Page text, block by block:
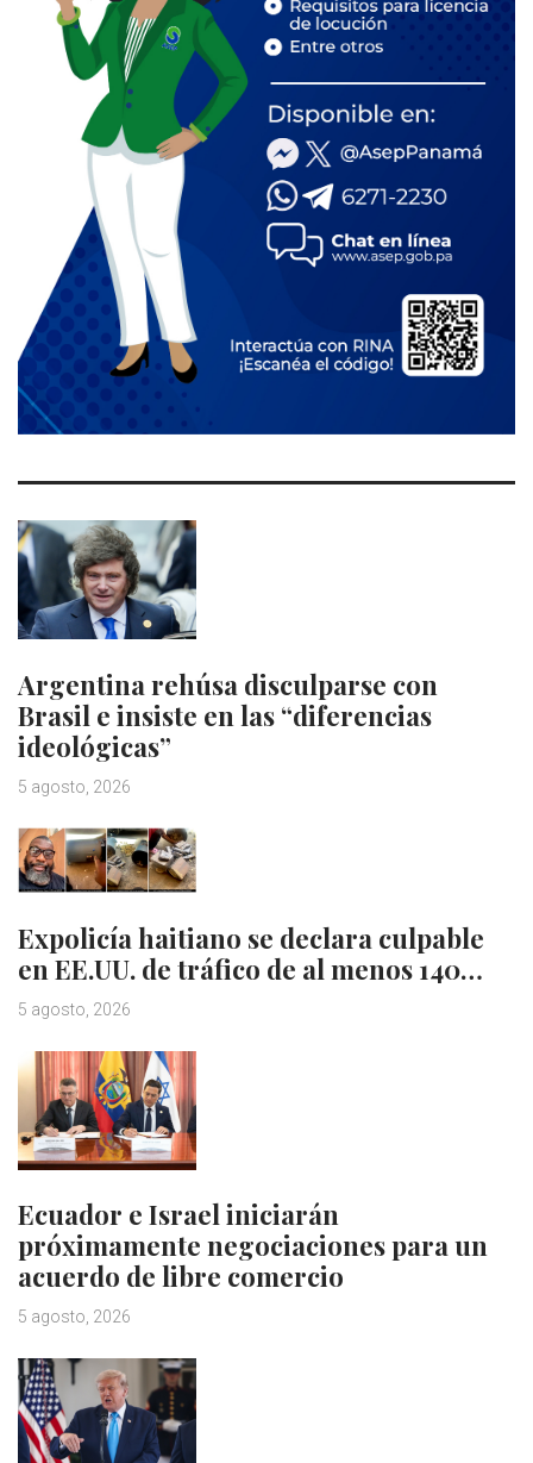
Argentina rehúsa disculparse con
Brasil e insiste en las “diferencias
ideológicas”
5 agosto, 2026
Expolicía haitiano se declara culpable
en EE.UU. de tráfico de al menos 140…
5 agosto, 2026
Ecuador e Israel iniciarán
próximamente negociaciones para un
acuerdo de libre comercio
5 agosto, 2026